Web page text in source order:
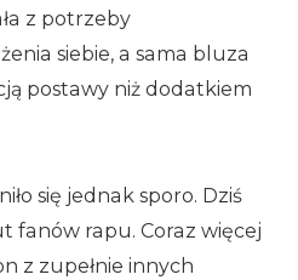
z potrzeby
siebie, a sama bluza
postawy niż dodatkiem
się jednak sporo. Dziś
fanów rapu. Coraz więcej
z zupełnie innych